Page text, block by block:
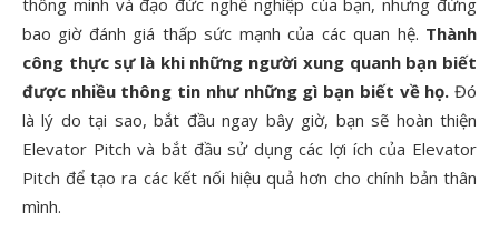
bao giờ đánh giá thấp sức mạnh của các quan hệ. Thành
công thực sự là khi những người xung quanh bạn biết
được nhiều thông tin như những gì bạn biết về họ. Đó
là lý do tại sao, bắt đầu ngay bây giờ, bạn sẽ hoàn thiện
Elevator Pitch và bắt đầu sử dụng các lợi ích của Elevator
Pitch để tạo ra các kết nối hiệu quả hơn cho chính bản thân
mình.